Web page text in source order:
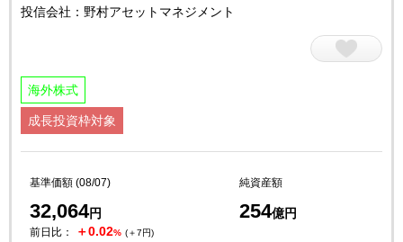
投信会社：野村アセットマネジメント
海外株式
成長投資枠対象
基準価額 (08/07)
32,064円
純資産額
254億円
前日比： ＋0.02% (＋7円)